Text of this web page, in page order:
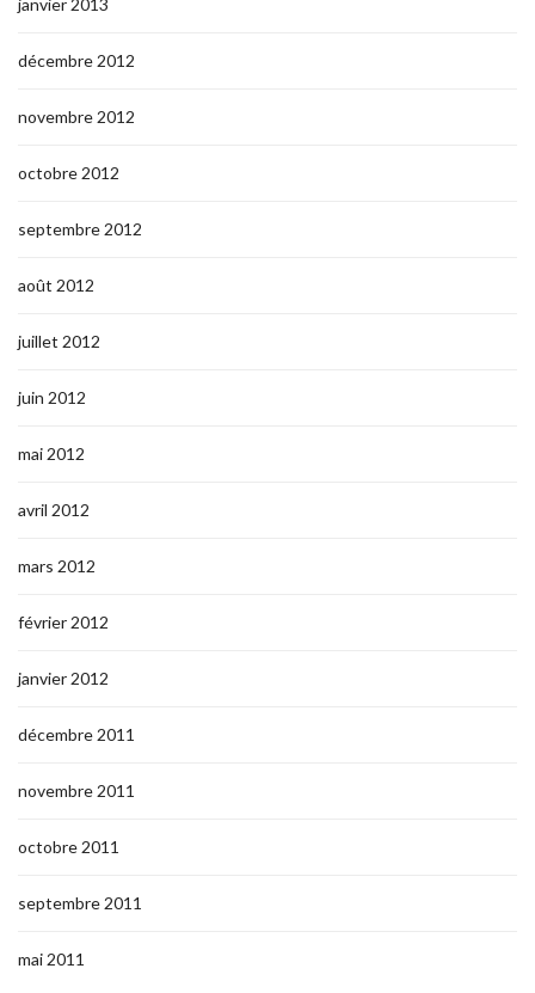
janvier 2013
décembre 2012
novembre 2012
octobre 2012
septembre 2012
août 2012
juillet 2012
juin 2012
mai 2012
avril 2012
mars 2012
février 2012
janvier 2012
décembre 2011
novembre 2011
octobre 2011
septembre 2011
mai 2011